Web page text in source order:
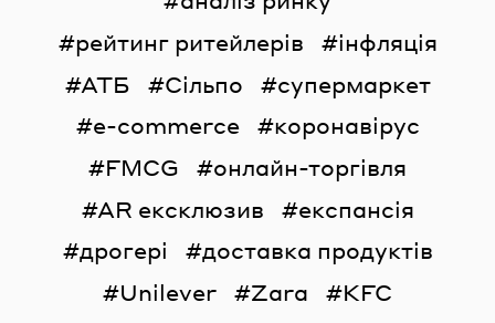
рейтинг ритейлерів
інфляція
АТБ
Сільпо
супермаркет
e-commerce
коронавірус
FMCG
онлайн-торгівля
AR ексклюзив
експансія
дрогері
доставка продуктів
Unilever
Zara
KFC